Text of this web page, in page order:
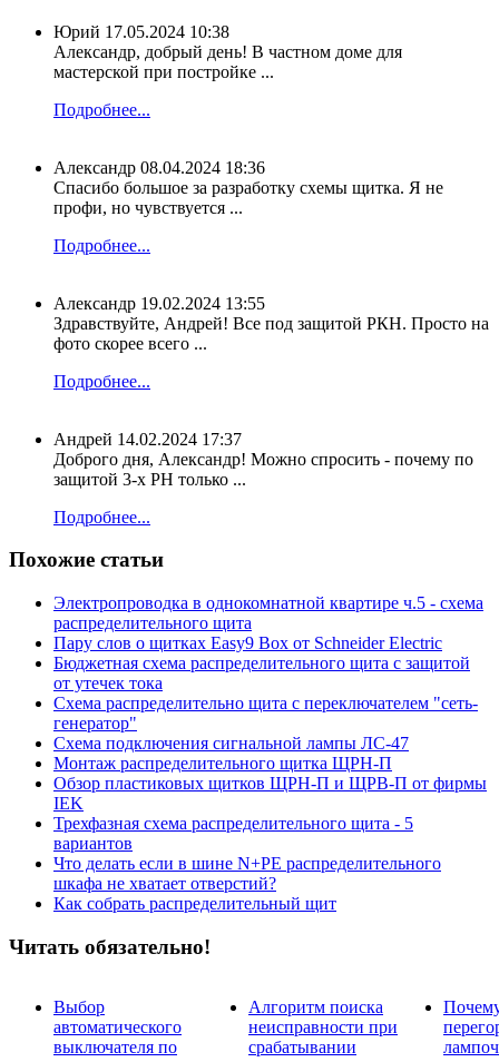
Юрий 17.05.2024 10:38
Александр, добрый день! В частном доме для
мастерской при постройке ...
Подробнее...
Александр 08.04.2024 18:36
Спасибо большое за разработку схемы щитка. Я не
профи, но чувствуется ...
Подробнее...
Александр 19.02.2024 13:55
Здравствуйте, Андрей! Все под защитой РКН. Просто на
фото скорее всего ...
Подробнее...
Андрей 14.02.2024 17:37
Доброго дня, Александр! Можно спросить - почему по
защитой 3-х РН только ...
Подробнее...
Похожие статьи
Электропроводка в однокомнатной квартире ч.5 - схема
распределительного щита
Пару слов о щитках Easy9 Box от Schneider Electric
Бюджетная схема распределительного щита с защитой
от утечек тока
Схема распределительно щита с переключателем "сеть-
генератор"
Схема подключения сигнальной лампы ЛС-47
Монтаж распределительного щитка ЩРН-П
Обзор пластиковых щитков ЩРН-П и ЩРВ-П от фирмы
IEK
Трехфазная схема распределительного щита - 5
вариантов
Что делать если в шине N+PE распределительного
шкафа не хватает отверстий?
Как собрать распределительный щит
Читать обязательно!
Выбор
автоматического
выключателя по
Алгоритм поиска
неисправности при
срабатывании